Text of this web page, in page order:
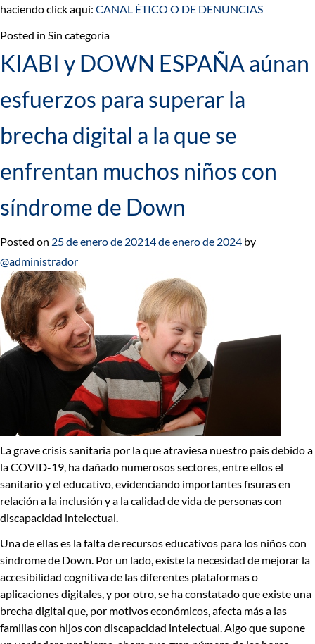
haciendo click aquí: CANAL ÉTICO O DE DENUNCIAS
Posted in Sin categoría
KIABI y DOWN ESPAÑA aúnan
esfuerzos para superar la
brecha digital a la que se
enfrentan muchos niños con
síndrome de Down
Posted on 25 de enero de 20214 de enero de 2024 by
@administrador
La grave crisis sanitaria por la que atraviesa nuestro país debido a
la COVID-19, ha dañado numerosos sectores, entre ellos el
sanitario y el educativo, evidenciando importantes fisuras en
relación a la inclusión y a la calidad de vida de personas con
discapacidad intelectual.
Una de ellas es lafalta de recursos educativos para los niños con
síndrome de Down . Por un lado, existe la necesidad de mejorar la
accesibilidad cognitiva de las diferentes plataformas o
aplicaciones digitales, y por otro, se ha constatado que existe una
brecha digital que, por motivos económicos, afecta más a las
familias con hijos con discapacidad intelectual. Algo que supone